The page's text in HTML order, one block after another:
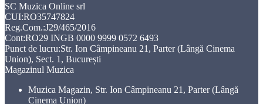
SC Muzica Online srl
CUI:RO35747824
Reg.Com.:J29/465/2016
Cont:RO29 INGB 0000 9999 0572 6493
Punct de lucru:Str. Ion Câmpineanu 21, Parter (Lângă Cinema
Union), Sect. 1, București
Magazinul Muzica
Muzica Magazin, Str. Ion Câmpineanu 21, Parter (Lângă
Cinema Union)